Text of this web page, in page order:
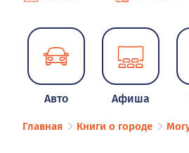
Авто Афиша
Главная Книги о городе